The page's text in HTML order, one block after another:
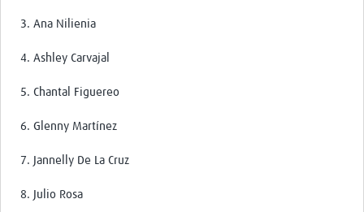
Ana Nilienia
Ashley Carvajal
Chantal Figuereo
Glenny Martínez
Jannelly De La Cruz
Julio Rosa